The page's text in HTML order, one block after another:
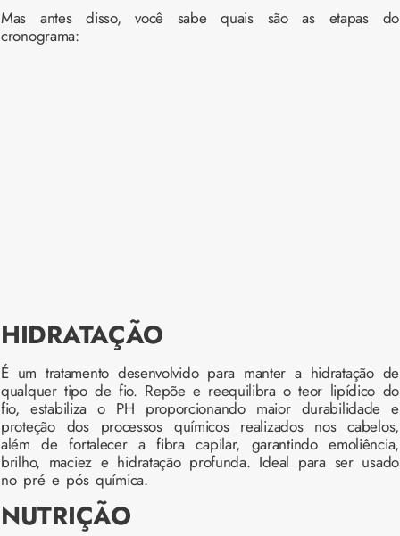
Mas antes disso, você sabe quais são as etapas do
cronograma:
HIDRATAÇÃO
É um tratamento desenvolvido para manter a hidratação de
qualquer tipo de fio. Repõe e reequilibra o teor lipídico do
fio, estabiliza o PH proporcionando maior durabilidade e
proteção dos processos químicos realizados nos cabelos,
além de fortalecer a fibra capilar, garantindo emoliência,
brilho, maciez e hidratação profunda. Ideal para ser usado
no pré e pós química.
NUTRIÇÃO